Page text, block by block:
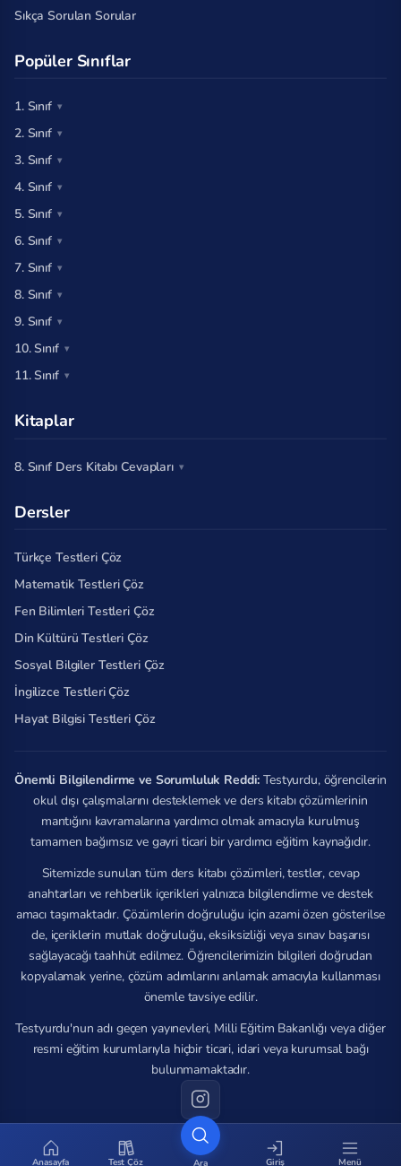
Anasayfa Test Çöz Ara Giriş Menü
Sıkça Sorulan Sorular
Popüler Sınıflar
1. Sınıf
2. Sınıf
3. Sınıf
4. Sınıf
5. Sınıf
6. Sınıf
7. Sınıf
8. Sınıf
9. Sınıf
10. Sınıf
11. Sınıf
Kitaplar
8. Sınıf Ders Kitabı Cevapları
Dersler
Türkçe Testleri Çöz
Matematik Testleri Çöz
Fen Bilimleri Testleri Çöz
Din Kültürü Testleri Çöz
Sosyal Bilgiler Testleri Çöz
İngilizce Testleri Çöz
Hayat Bilgisi Testleri Çöz
Önemli Bilgilendirme ve Sorumluluk Reddi: Testyurdu, öğrencilerin
okul dışı çalışmalarını desteklemek ve ders kitabı çözümlerinin
mantığını kavramalarına yardımcı olmak amacıyla kurulmuş
tamamen bağımsız ve gayri ticari bir yardımcı eğitim kaynağıdır.
Sitemizde sunulan tüm ders kitabı çözümleri, testler, cevap
anahtarları ve rehberlik içerikleri yalnızca bilgilendirme ve destek
amacı taşımaktadır. Çözümlerin doğruluğu için azami özen gösterilse
de, içeriklerin mutlak doğruluğu, eksiksizliği veya sınav başarısı
sağlayacağı taahhüt edilmez. Öğrencilerimizin bilgileri doğrudan
kopyalamak yerine, çözüm adımlarını anlamak amacıyla kullanması
önemle tavsiye edilir.
Testyurdu'nun adı geçen yayınevleri, Milli Eğitim Bakanlığı veya diğer
resmi eğitim kurumlarıyla hiçbir ticari, idari veya kurumsal bağı
bulunmamaktadır.
© 2026 Tüm hakları saklıdır.